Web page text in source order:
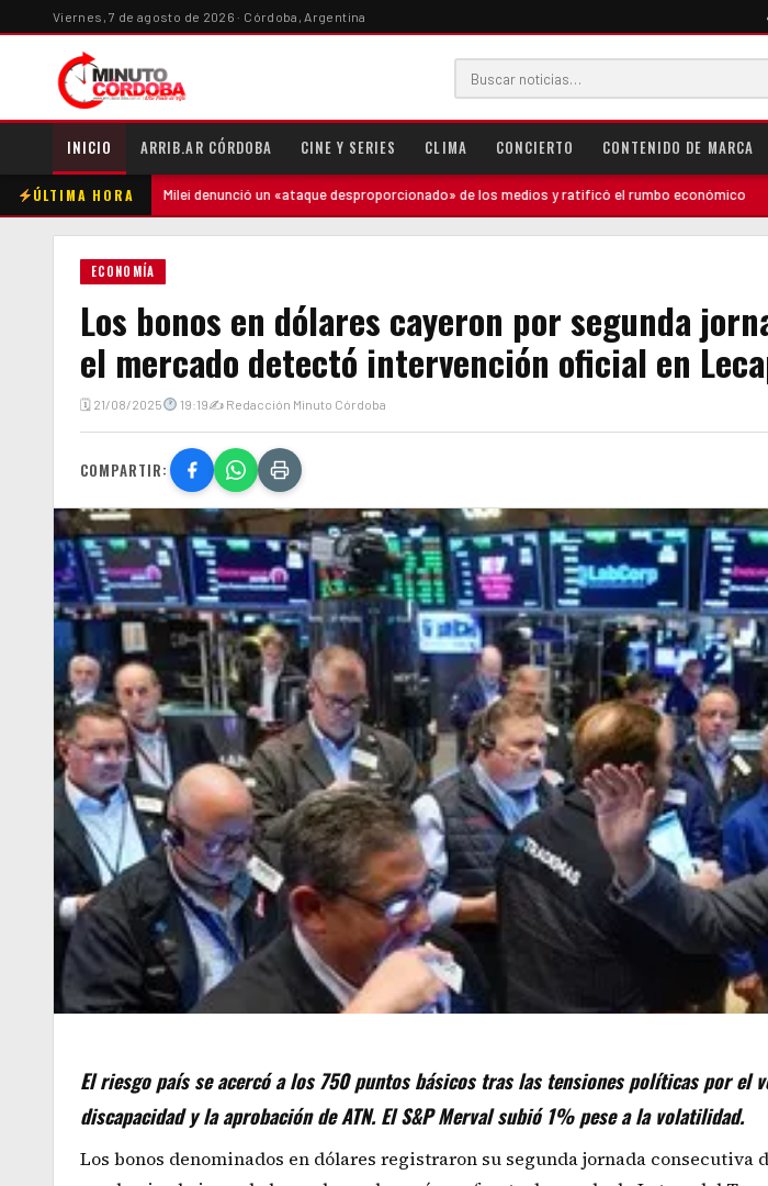
Viernes, 7 de agosto de 2026 · Córdoba, Argentina
INICIO ARRIB.AR CÓRDOBA CINE Y SERIES CLIMA CONCIERTO CONTENIDO DE MARCA
ÚLTIMA HORA
· Milei denunció un «ataque desproporcionado» de los medios y ratificó el rumbo económico · Caso
ECONOMÍA
Los bonos en dólares cayeron por segunda
el mercado detectó intervención oficial en
🗓 21/08/2025 19:19✍ Redacción Minuto Córdoba
COMPARTIR:
El riesgo país se acercó a los 750 puntos básicos tras las tensiones políticas por el
discapacidad y la aprobación de ATN. El S&P Merval subió 1% pese a la volatilidad.
Los bonos denominados en dólares registraron su segunda jornada consecutiva